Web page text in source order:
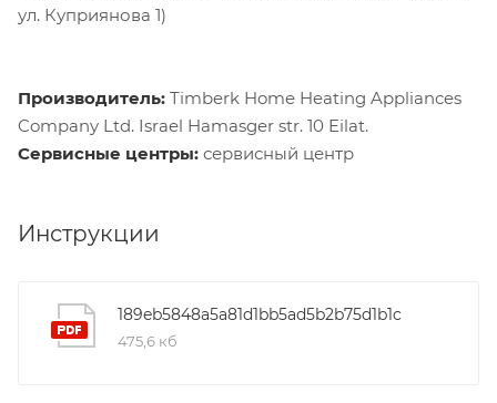
ул. Куприянова 1)
Производитель: Timberk Home Heating Appliances
Company Ltd. Israel Hamasger str. 10 Eilat.
Сервисные центры: сервисный центр
Инструкции
189eb5848a5a81d1bb5ad5b2b75d1b1c
475,6 кб